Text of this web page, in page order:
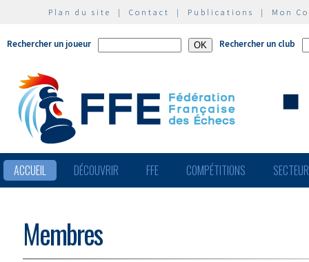
Plan du site | Contact | Publications | Mon
Rechercher un joueur Rechercher un club
ACCUEIL DÉCOUVRIR FFE COMPÉTITIONS
Membres